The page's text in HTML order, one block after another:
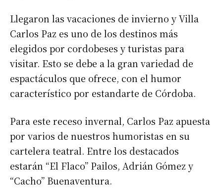
Llegaron las vacaciones de invierno y Villa
Carlos Paz es uno de los destinos más
elegidos por cordobeses y turistas para
visitar. Esto se debe a la gran variedad de
espactáculos que ofrece, con el humor
característico por estandarte de Córdoba.
Para este receso invernal, Carlos Paz apuesta
por varios de nuestros humoristas en su
cartelera teatral. Entre los destacados
estarán “El Flaco” Pailos, Adrián Gómez y
“Cacho” Buenaventura.